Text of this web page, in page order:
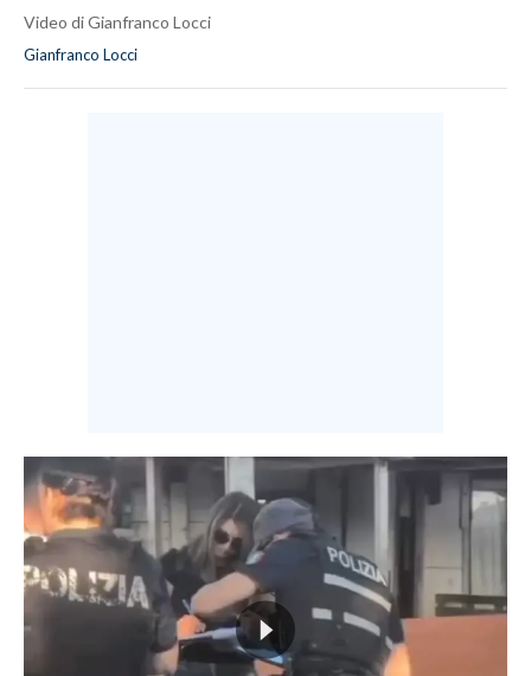
Video di Gianfranco Locci
Gianfranco Locci